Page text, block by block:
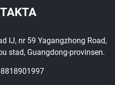
IJ, nr 59 Yagangzhong Road,
stad, Guangdong-provinsen.